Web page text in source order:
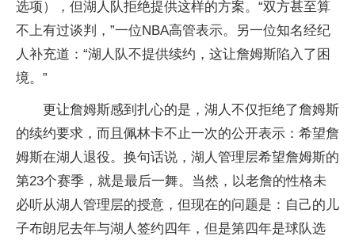
选项），但湖人队拒绝提供这样的方案。“双方甚至算
不上有过谈判，”一位NBA高管表示。另一位知名经纪
人补充道：“湖人队不提供续约，这让詹姆斯陷入了困
境。”
更让詹姆斯感到扎心的是，湖人不仅拒绝了詹姆斯
的续约要求，而且佩林卡不止一次的公开表示：希望詹
姆斯在湖人退役。换句话说，湖人管理层希望詹姆斯的
第23个赛季，就是最后一舞。当然，以老詹的性格未
必听从湖人管理层的授意，但现在的问题是：自己的儿
子布朗尼去年与湖人签约四年，但是第四年是球队选